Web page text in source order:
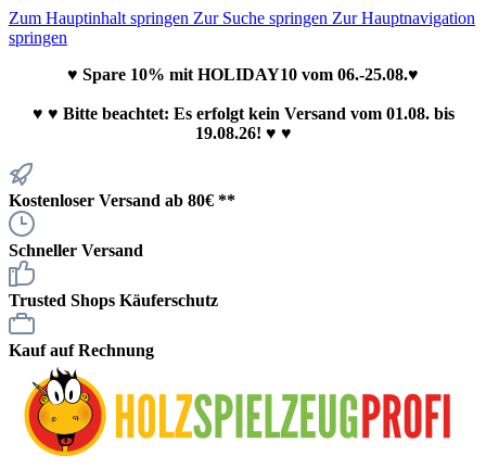
Zum Hauptinhalt springen Zur Suche springen Zur Hauptnavigation
springen
♥ Spare 10% mit HOLIDAY10 vom 06.-25.08.♥
♥ ♥ Bitte beachtet: Es erfolgt kein Versand vom 01.08. bis
19.08.26! ♥ ♥
Kostenloser Versand ab 80€ **
Schneller Versand
Trusted Shops Käuferschutz
Kauf auf Rechnung